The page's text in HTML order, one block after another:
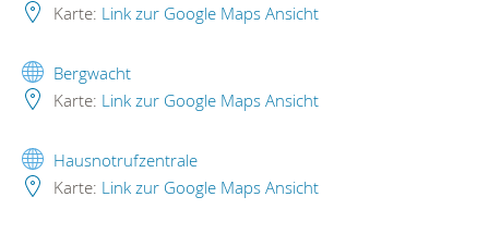
Karte: Link zur Google Maps Ansicht
Bergwacht
Karte: Link zur Google Maps Ansicht
Hausnotrufzentrale
Karte: Link zur Google Maps Ansicht